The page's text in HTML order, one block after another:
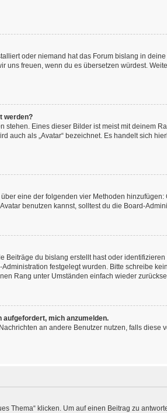
oder niemand hat das Forum bislang in
uns freuen, wenn du es übersetzen würdest.
werden?
Eines dieser Bilder ist meist mit deinem
auch als „Avatar“ bezeichnet. Es handelt sich
eine der folgenden vier Methoden
benutzen kannst, solltest du die Board-
du bislang erstellt hast oder
festgelegt wurden. Bitte schreibe
Rang unter Umständen einfach wieder
aufgefordert, mich anzumelden.
an andere Benutzer nutzen, falls
Thema“ klicken. Um auf einen Beitrag zu